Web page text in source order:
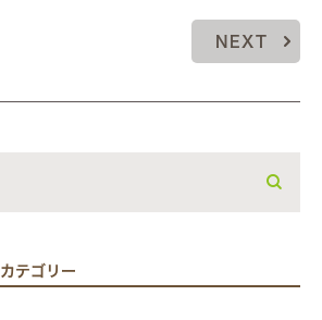
NEXT
カテゴリー